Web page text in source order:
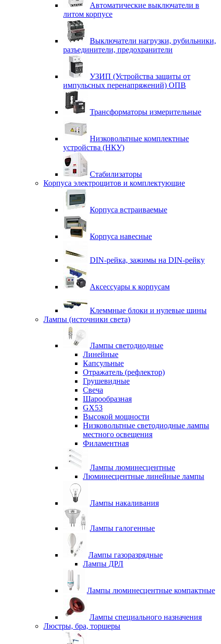
Автоматические выключатели в
литом корпусе
Выключатели нагрузки, рубильники,
разъединители, предохранители
УЗИП (Устройства защиты от
импульсных перенапряжений) ОПВ
Трансформаторы измерительные
Низковольтные комплектные
устройства (НКУ)
Стабилизаторы
Корпуса электрощитов и комплектующие
Корпуса встраиваемые
Корпуса навесные
DIN-рейка, зажимы на DIN-рейку
Аксессуары к корпусам
Клеммные блоки и нулевые шины
Лампы (источники света)
Лампы светодиодные
Линейные
Капсульные
Отражатель (рефлектор)
Грушевидные
Свеча
Шарообразная
GX53
Высокой мощности
Низковольтные светодиодные лампы
местного освещения
Филаментная
Лампы люминесцентные
Люминесцентные линейные лампы
Лампы накаливания
Лампы галогенные
Лампы газоразрядные
Лампы ДРЛ
Лампы люминесцентные компактные
Лампы специального назначения
Люстры, бра, торшеры